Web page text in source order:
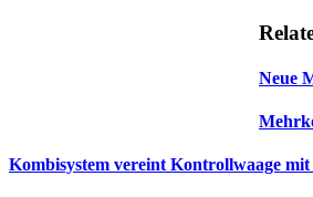
Neue
Kombisystem vereint Kontrollwaage